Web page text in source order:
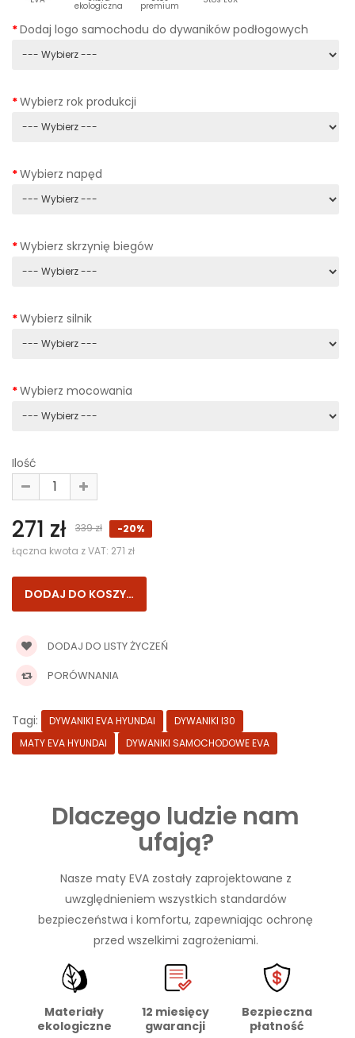
ekologiczna premium
Dodaj logo samochodu do dywaników podłogowych
Wybierz rok produkcji
Wybierz napęd
Wybierz skrzynię biegów
Wybierz silnik
Wybierz mocowania
Ilość
271 zł 339 zł
-20%
Łączna kwota z VAT: 271 zł
DODAJ DO LISTY ŻYCZEŃ
PORÓWNANIA
Tagi: DYWANIKI EVA HYUNDAI
DYWANIKI I30
MATY EVA HYUNDAI
DYWANIKI SAMOCHODOWE EVA
Dlaczego ludzie nam
ufają?
Nasze maty EVA zostały zaprojektowane z
uwzględnieniem wszystkich standardów
bezpieczeństwa i komfortu, zapewniając ochronę
przed wszelkimi zagrożeniami.
Materiały
ekologiczne
12 miesięcy
gwarancji
Bezpieczna
płatność